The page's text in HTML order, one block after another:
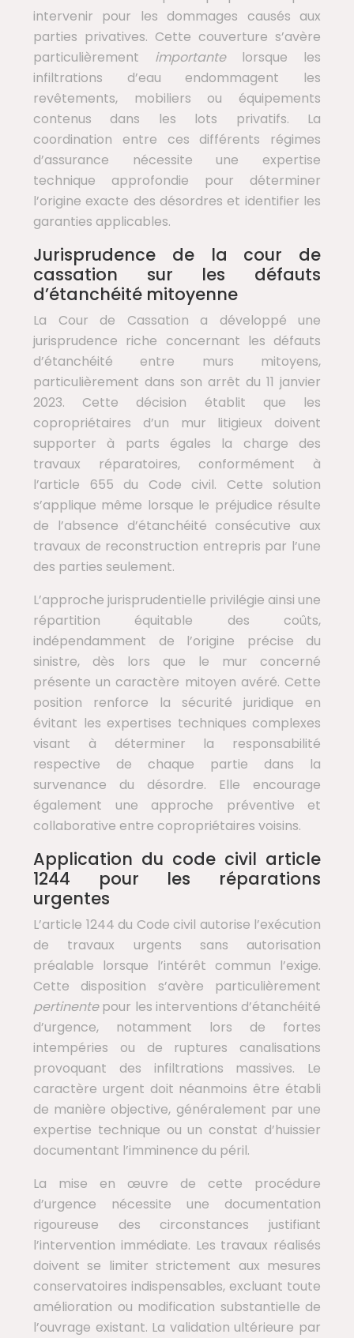
intervenir pour les dommages causés aux
parties privatives. Cette couverture s’avère
particulièrement importante lorsque les
infiltrations d’eau endommagent les
revêtements, mobiliers ou équipements
contenus dans les lots privatifs. La
coordination entre ces différents régimes
d’assurance nécessite une expertise
technique approfondie pour déterminer
l’origine exacte des désordres et identifier les
garanties applicables.
Jurisprudence de la cour de
cassation sur les défauts
d’étanchéité mitoyenne
La Cour de Cassation a développé une
jurisprudence riche concernant les défauts
d’étanchéité entre murs mitoyens,
particulièrement dans son arrêt du 11 janvier
2023. Cette décision établit que les
copropriétaires d’un mur litigieux doivent
supporter à parts égales la charge des
travaux réparatoires, conformément à
l’article 655 du Code civil. Cette solution
s’applique même lorsque le préjudice résulte
de l’absence d’étanchéité consécutive aux
travaux de reconstruction entrepris par l’une
des parties seulement.
L’approche jurisprudentielle privilégie ainsi une
répartition équitable des coûts,
indépendamment de l’origine précise du
sinistre, dès lors que le mur concerné
présente un caractère mitoyen avéré. Cette
position renforce la sécurité juridique en
évitant les expertises techniques complexes
visant à déterminer la responsabilité
respective de chaque partie dans la
survenance du désordre. Elle encourage
également une approche préventive et
collaborative entre copropriétaires voisins.
Application du code civil article
1244 pour les réparations
urgentes
L’article 1244 du Code civil autorise l’exécution
de travaux urgents sans autorisation
préalable lorsque l’intérêt commun l’exige.
Cette disposition s’avère particulièrement
pertinentepour les interventions d’étanchéité
d’urgence, notamment lors de fortes
intempéries ou de ruptures canalisations
provoquant des infiltrations massives. Le
caractère urgent doit néanmoins être établi
de manière objective, généralement par une
expertise technique ou un constat d’huissier
documentant l’imminence du péril.
La mise en œuvre de cette procédure
d’urgence nécessite une documentation
rigoureuse des circonstances justifiant
l’intervention immédiate. Les travaux réalisés
doivent se limiter strictement aux mesures
conservatoires indispensables, excluant toute
amélioration ou modification substantielle de
l’ouvrage existant. La validation ultérieure par